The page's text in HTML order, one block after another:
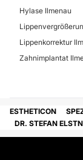
Hylase Ilmenau
Lippenkorrektur
Zahnimplantat
ESTHETICON
DR. STEFAN